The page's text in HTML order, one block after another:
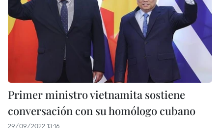
Primer ministro vietnamita sostiene
conversación con su homólogo cubano
29/09/2022 13:16